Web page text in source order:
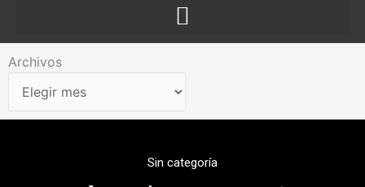
Archivos
Archivos
Sin categoría